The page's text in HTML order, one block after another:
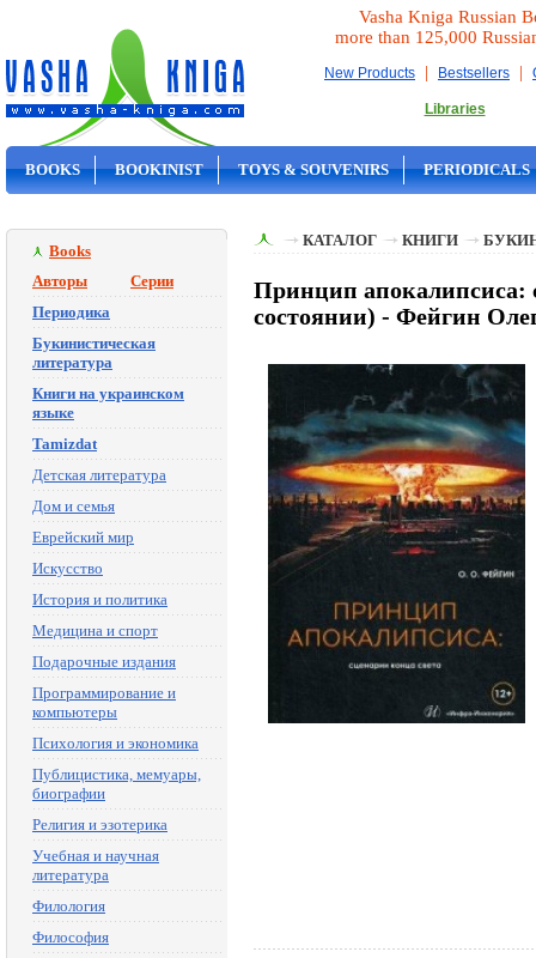
Vasha Kniga Russian
more than 125,000
New Products | Bestsellers |
Libraries
BOOKS BOOKINIST TOYS & SOUVENIRS PERIODICALS
Books
Авторы
Серии
Периодика
Букинистическая
литература
Книги на украинском
языке
Tamizdat
Детская литература
Дом и семья
Еврейский мир
Искусство
История и политика
Медицина и спорт
Подарочные издания
Программирование и
компьютеры
Психология и экономика
Публицистика, мемуары,
биографии
Религия и эзотерика
Учебная и научная
литература
Филология
Философия
КАТАЛОГ КНИГИ
Принцип апокалипсиса:
состоянии) - Фейгин